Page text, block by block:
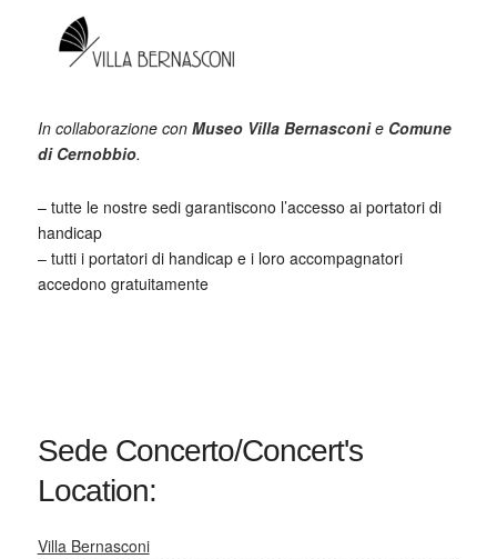
In collaborazione con Museo Villa Bernasconie Comune
di Cernobbio.
– tutte le nostre sedi garantiscono l’accesso ai portatori di
handicap
– tutti i portatori di handicap e i loro accompagnatori
accedono gratuitamente
Sede Concerto/Concert's
Location:
Villa Bernasconi